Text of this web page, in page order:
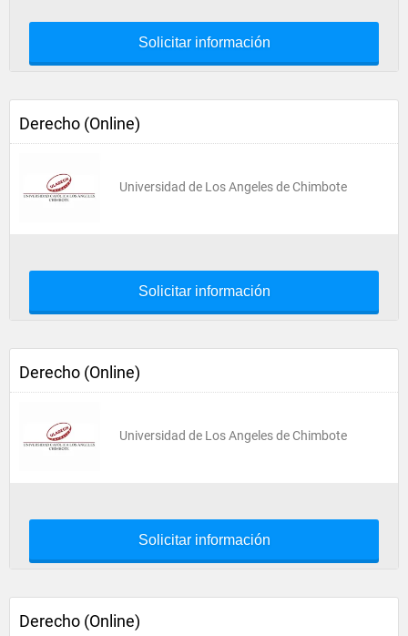
Solicitar información
Derecho (Online)
Universidad de Los Angeles de Chimbote
Solicitar información
Derecho (Online)
Universidad de Los Angeles de Chimbote
Solicitar información
Derecho (Online)